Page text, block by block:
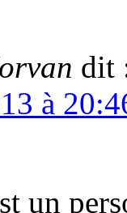
dit
à
un